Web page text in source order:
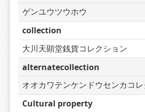
ゲンユウツウホウ
collection
大川天顕堂銭貨コレクション
alternatecollection
オオカワテンケンドウセンカコ
Cultural property